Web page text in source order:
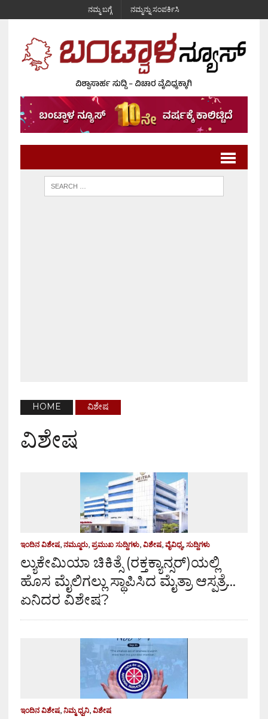
ನಮ್ಮ ಬಗ್ಗೆ ನಮ್ಮನ್ನು ಸಂಪರ್ಕಿಸಿ
HOME ವಿಶೇಷ
ವಿಶೇಷ
ಇಂದಿನ ವಿಶೇಷ, ನಮ್ಮೂರು, ಪ್ರಮುಖ ಸುದ್ದಿಗಳು, ವಿಶೇಷ, ವೈವಿಧ್ಯ, ಸುದ್ದಿಗಳು
ಲ್ಯುಕೇಮಿಯಾ ಚಿಕಿತ್ಸೆ (ರಕ್ತಕ್ಯಾನ್ಸರ್)ಯಲ್ಲಿ
ಹೊಸ ಮೈಲಿಗಲ್ಲು ಸ್ಥಾಪಿಸಿದ ಮೈತ್ರಾ ಆಸ್ಪತ್ರೆ…
ಏನಿದರ ವಿಶೇಷ?
ಇಂದಿನ ವಿಶೇಷ, ನಿಮ್ಮ ಧ್ವನಿ, ವಿಶೇಷ